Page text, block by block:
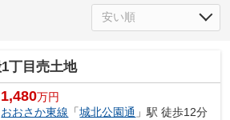
丁目売土地
1,480万円
おおさか東線 「城北公園通 」駅 徒歩12分